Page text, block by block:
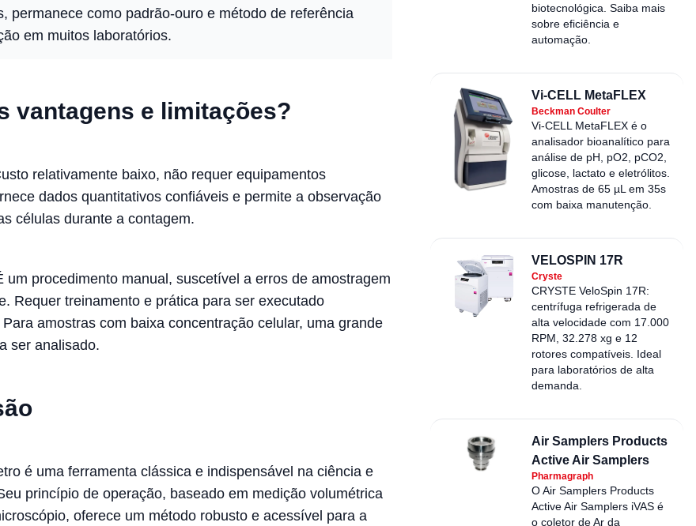
permanece como padrão-ouro e método de referência
em muitos laboratórios.
vantagens e limitações?
relativamente baixo, não requer equipamentos
dados quantitativos confiáveis e permite a observação
células durante a contagem.
um procedimento manual, suscetível a erros de amostragem
Requer treinamento e prática para ser executado
amostras com baixa concentração celular, uma grande
ser analisado.
é uma ferramenta clássica e indispensável na ciência e
princípio de operação, baseado em medição volumétrica
oferece um método robusto e acessível para a
biotecnológica. Saiba mais
sobre eficiência e
automação.
Vi-CELL MetaFLEX
Beckman Coulter
Vi-CELL MetaFLEX é o
analisador bioanalítico para
análise de pH, pO2, pCO2,
glicose, lactato e eletrólitos.
Amostras de 65 µL em 35s
com baixa manutenção.
VELOSPIN 17R
Cryste
CRYSTE VeloSpin 17R:
centrífuga refrigerada de
alta velocidade com 17.000
RPM, 32.278 xg e 12
rotores compatíveis. Ideal
para laboratórios de alta
demanda.
Air Samplers Products
Active Air Samplers
Pharmagraph
O Air Samplers Products
Active Air Samplers iVAS é
o coletor de Ar da